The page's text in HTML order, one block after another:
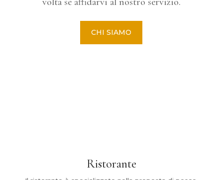
CHI SIAMO
Ristorante